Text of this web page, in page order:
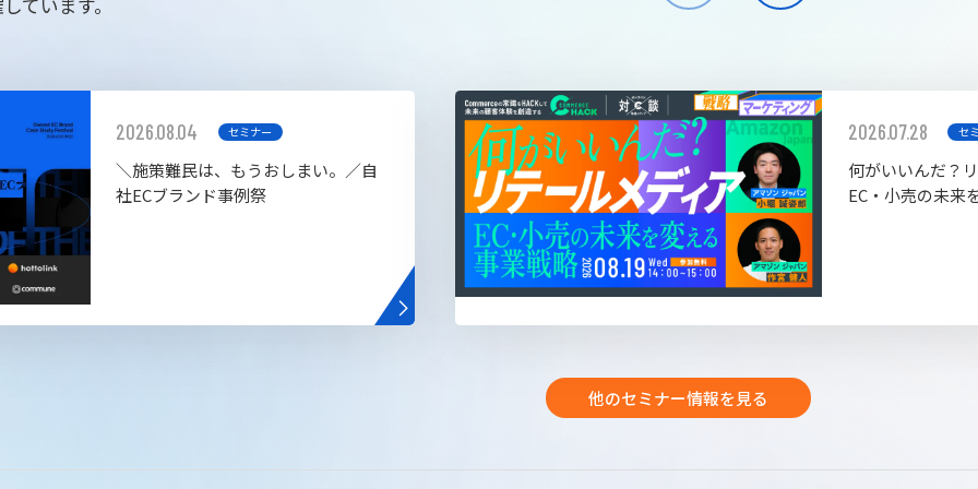
ています。
2026.08.04 セミナー
＼施策難民は、もうおしまい。／自
社ECブランド事例祭
2026.07.28 セ
何がいいんだ？
EC・小売の未来
他のセミナー情報を見る